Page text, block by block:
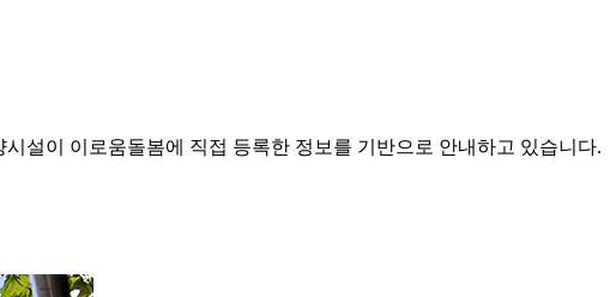
설이 이로움돌봄에 직접 등록한 정보를 기반으로 안내하고 있습니다.